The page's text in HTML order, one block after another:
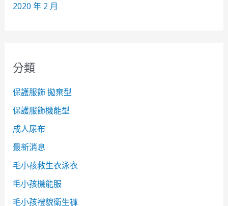
2020 年 2 月
分類
保護服飾 拋棄型
保護服飾機能型
成人尿布
最新消息
毛小孩救生衣泳衣
毛小孩機能服
毛小孩禮貌衛生褲